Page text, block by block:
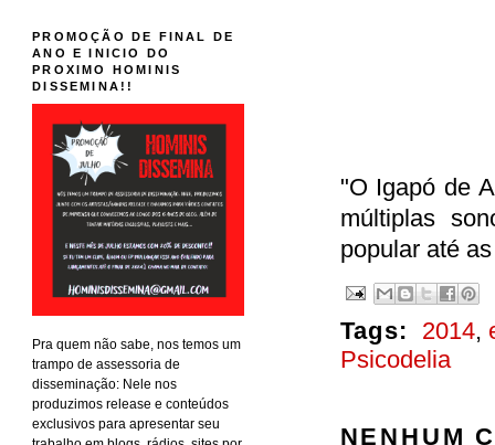
"O Igapó de
múltiplas
popular até
Tags: 2014,
Psicodelia
NENHUM
PROMOÇÃO DE FINAL DE
ANO E INICIO DO
PROXIMO HOMINIS
DISSEMINA!!
Pra quem não sabe, nos temos um
trampo de assessoria de
disseminação: Nele nos
produzimos release e conteúdos
exclusivos para apresentar seu